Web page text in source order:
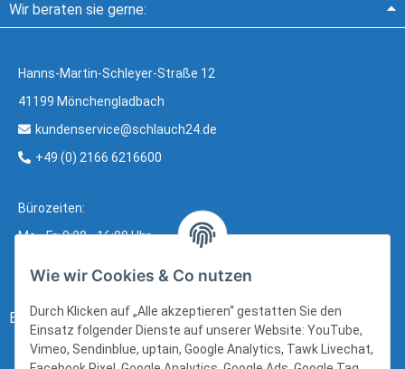
Wir beraten sie gerne:
Hanns-Martin-Schleyer-Straße 12
41199 Mönchengladbach
kundenservice@schlauch24.de
+49 (0) 2166 6216600
Bürozeiten:
Mo - Fr: 8:00 - 16:00 Uhr
Bezahlung:
Wie wir Cookies & Co nutzen
Durch Klicken auf „Alle akzeptieren“ gestatten Sie den
Einsatz folgender Dienste auf unserer Website: YouTube,
Vimeo, Sendinblue, uptain, Google Analytics, Tawk Livechat,